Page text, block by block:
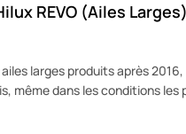
REVO (Ailes
larges produits après
même dans les conditions les